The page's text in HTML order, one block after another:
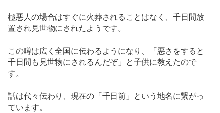
極悪人の場合はすぐに火葬されることはなく、千日間放
置され見世物にされたようです。
この噂は広く全国に伝わるようになり、「悪さをすると
千日間も見世物にされるんだぞ」と子供に教えたので
す。
話は代々伝わり、現在の「千日前」という地名に繋がっ
ています。